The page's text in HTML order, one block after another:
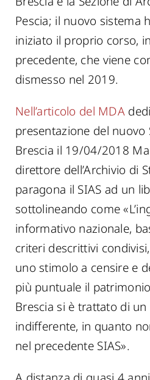
Pescia; il nuovo sistema
iniziato il proprio corso,
precedente, che viene
dismesso nel 2019.
Nell’articolo del MDA
presentazione del nuovo
Brescia il 19/04/2018
direttore dell’Archivio di
paragona il SIAS ad un
sottolineando come
informativo nazionale,
criteri descrittivi
uno stimolo a censire e
più puntuale il
Brescia si è trattato di
indifferente, in quanto
nel precedente SIAS».